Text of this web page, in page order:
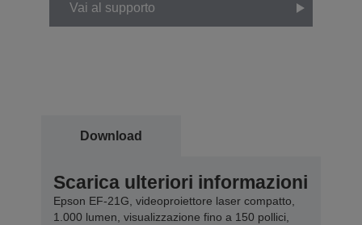
Vai al supporto
Download
Scarica ulteriori informazioni
Epson EF-21G, videoproiettore laser compatto,
1.000 lumen, visualizzazione fino a 150 pollici,